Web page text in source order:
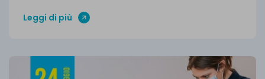
Leggi di più